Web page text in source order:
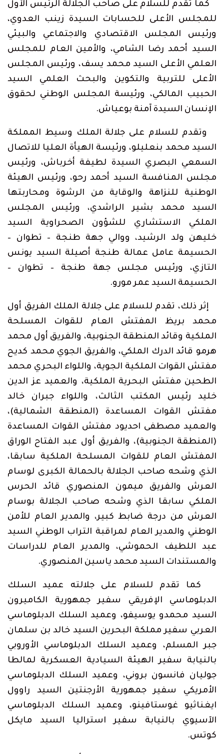
كما تقدم للسلام على صاحب الجلالة الرئيس الأول
للمجلس الأعلى للحسابات السيدة زينب العدوي،
ورئيس المجلس الاقتصادي والاجتماعي والبيئي
السيد أحمد رضا الشامي، والأمين العام للمجلس
العلمي الأعلى السيد محمد يسف، ورئيس المجلس
الأعلى للتربية والتكوين والبحث العلمي السيد
الحبيب المالكي، ورئيسة المجلس الوطني لحقوق
الإنسان السيدة آمنة بوعياش.
وتقدم للسلام على جلالة الملك وسيط المملكة
السيد محمد بنعليلو، ورئيسة الهيأة العليا للاتصال
السمعي البصري السيدة لطيفة أخرباش، ورئيس
مجلس المنافسة السيد أحمد رحو، ورئيس الهيئة
الوطنية للنزاهة والوقاية من الرشوة ومحاربتها
السيد محمد بشير الراشدي، ورئيس المجلس
الملكي الاستشاري للشؤون الصحراوية السيد
خليهن ولد الرشيد، ووالي جهة طنجة – تطوان –
الحسيمة عامل عمالة طنجة أصيلة السيد يونس
التازي، ورئيس مجلس جهة طنجة – تطوان –
الحسيمة السيد عمر مورو.
إثر ذلك، تقدم للسلام على جلالة الملك الفريق أول
محمد بريظ المفتش العام للقوات المسلحة
الملكية وقائد المنطقة الجنوبية، والفريق أول محمد
هرمو قائد الدرك الملكي، والفريق الجوي محمد كديح
مفتش القوات الملكية الجوية، واللواء البحري محمد
الطحين مفتش البحرية الملكية، والعميد عز الدين
خليد رئيس المكتب الثالث، واللواء جبران خالد
مفتش القوات المساعدة (المنطقة الشمالية)،
والعميد مصطفى احديود مفتش القوات المساعدة
(المنطقة الجنوبية)، والفريق أول عبد الفتاح الوراق
المفتش العام للقوات المسلحة الملكية سابقا،
الذي وشحه صاحب الجلالة بالحمالة الكبرى لوسام
العرش والفريق ميمون المنصوري قائد الحرس
الملكي سابقا الذي وشحه صاحب الجلالة بوسام
العرش من درجة ضابط كبير، والمدير العام للأمن
الوطني والمدير العام لمراقبة التراب الوطني السيد
عبد اللطيف الحموشي، والمدير العام للدراسات
والمستندات السيد محمد ياسين المنصوري.
كما تقدم للسلام على جلالته عميد السلك
الدبلوماسي الإفريقي سفير جمهورية الكاميرون
السيد محمدو يوسيفو، وعميد السلك الدبلوماسي
العربي سفير مملكة البحرين السيد خالد بن سلمان
جبر المسلم، وعميد السلك الدبلوماسي الأوروبي
بالنيابة سفير الهيئة السيادية العسكرية لمالطا
جوليان فانسون بروني، وعميد السلك الدبلوماسي
الأمريكي سفير جمهورية الأرجنتين السيد راوول
ايغناثيو غوستافينو، وعميد السلك الدبلوماسي
الآسيوي بالنيابة سفير استراليا السيد مايكل
كوتس.